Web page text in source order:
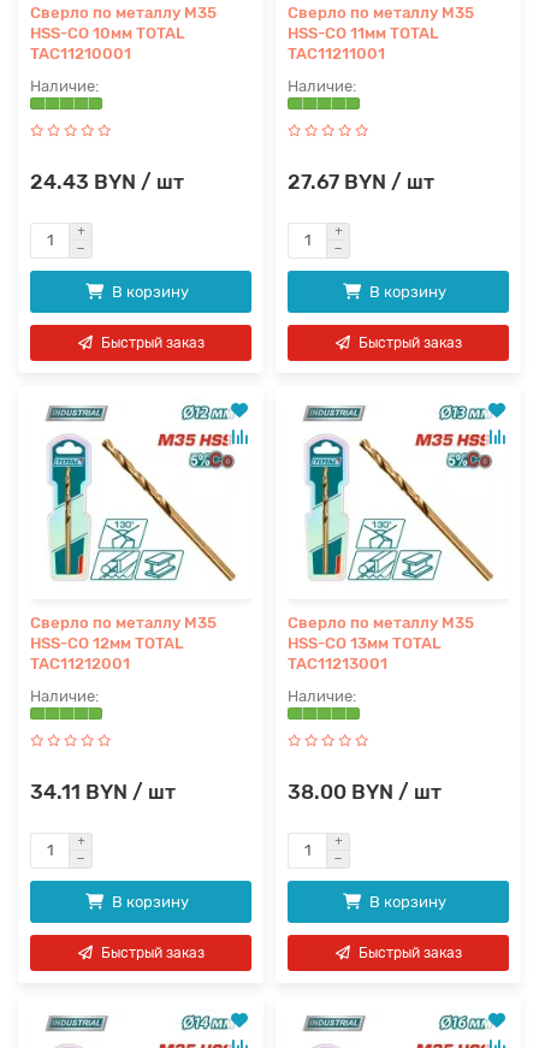
Сверло по металлу M35
HSS-CO 10мм TOTAL
TAC11210001
24.43 BYN / шт
В корзину
Быстрый заказ
Сверло по металлу M35
HSS-CO 11мм TOTAL
TAC11211001
27.67 BYN / шт
В корзину
Быстрый заказ
Сверло по металлу M35
HSS-CO 12мм TOTAL
TAC11212001
34.11 BYN / шт
В корзину
Быстрый заказ
Сверло по металлу M35
HSS-CO 13мм TOTAL
TAC11213001
38.00 BYN / шт
В корзину
Быстрый заказ